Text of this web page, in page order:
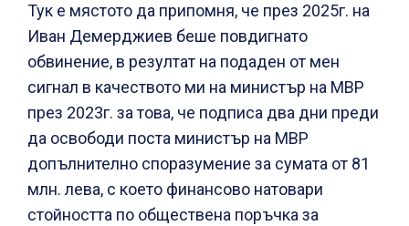
Тук е мястото да припомня, че през 2025г. на
Иван Демерджиев беше повдигнато
обвинение, в резултат на подаден от мен
сигнал в качеството ми на министър на МВР
през 2023г. за това, че подписа два дни преди
да освободи поста министър на МВР
допълнително споразумение за сумата от 81
млн. лева, с което финансово натовари
стойността по обществена поръчка за